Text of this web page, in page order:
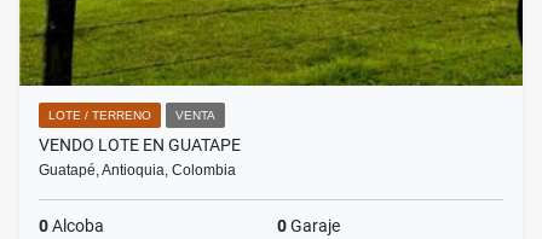
LOTE / TERRENO VENTA
VENDO LOTE EN GUATAPE
Guatapé, Antioquia, Colombia
0Alcoba 0Garaje